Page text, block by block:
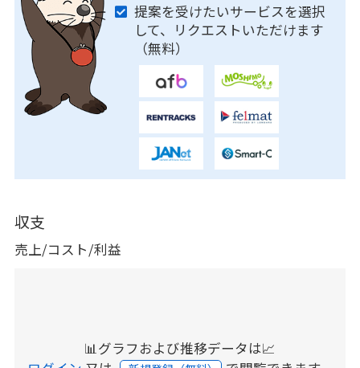
提案を受けたいサービスを選択
して、リクエストいただけます
（無料）
収支
売上/コスト/利益
📊グラフおよび推移データは📈